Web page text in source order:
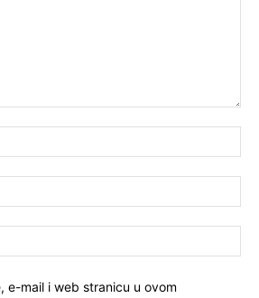
e-mail i web stranicu u ovom